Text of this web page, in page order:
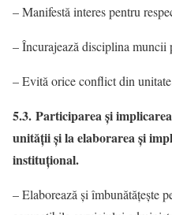
– Manifestă interes pentru
– Încurajează disciplina muncii
– Evită orice conflict din
5.3. Participarea şi
unității şi la elaborarea şi
instituţional.
– Elaborează şi îmbunătăţeşte